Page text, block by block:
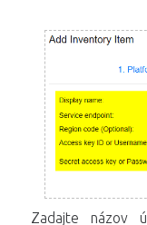
Zadajte názov